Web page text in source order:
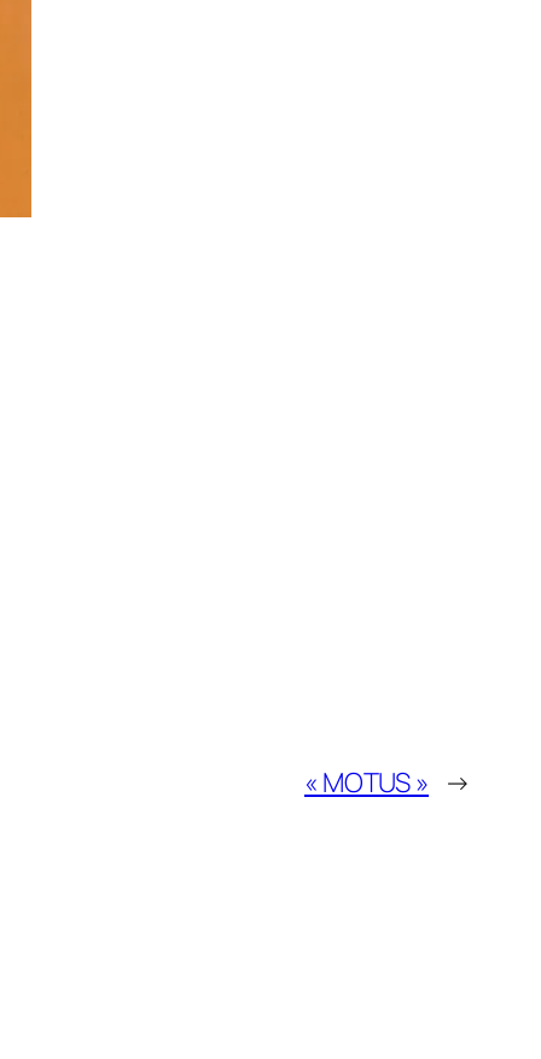
« MOTUS » →